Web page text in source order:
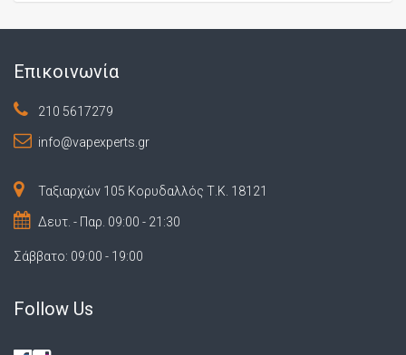
Επικοινωνία
210 5617279
info@vapexperts.gr
Ταξιαρχών 105 Κορυδαλλός Τ.Κ. 18121
Δευτ. - Παρ. 09:00 - 21:30
Σάββατο: 09:00 - 19:00
Follow Us